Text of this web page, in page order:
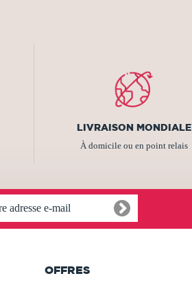
LIVRAISON MONDIALE
À domicile ou en point relais
OFFRES